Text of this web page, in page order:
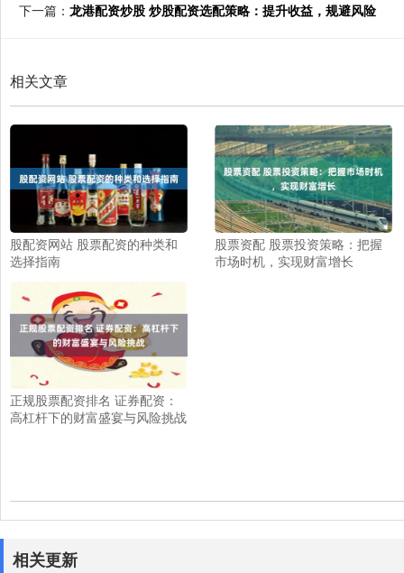
下一篇： 龙港配资炒股 炒股配资选配策略：提升收益，规避风险
相关文章
股配资网站 股票配资的种类和
选择指南
股票资配 股票投资策略：把握
市场时机，实现财富增长
正规股票配资排名 证券配资：
高杠杆下的财富盛宴与风险挑战
相关更新